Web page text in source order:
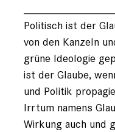
Politisch ist der
von den Kanzeln
grüne Ideologie
ist der Glaube,
und Politik
Irrtum namens
Wirkung auch und